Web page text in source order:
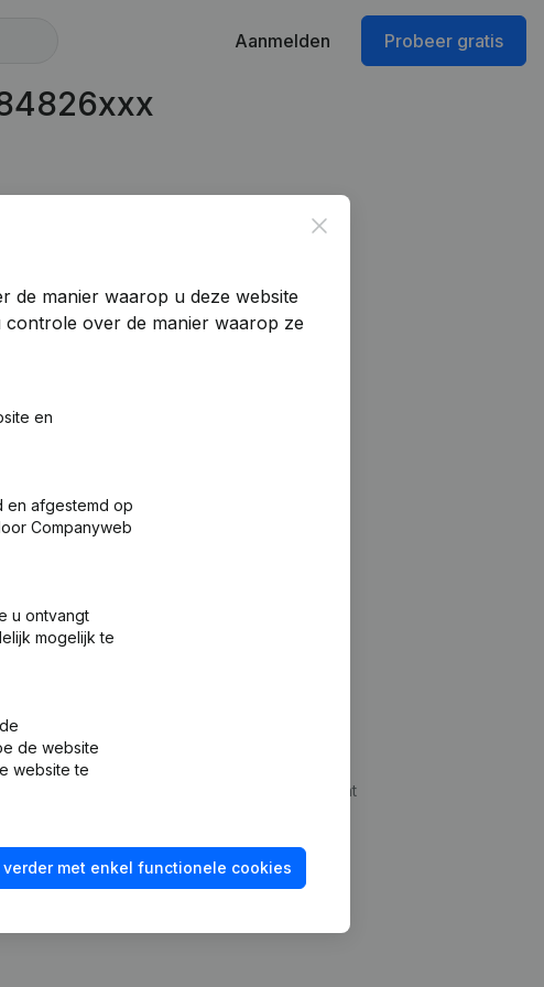
Aanmelden Probeer gratis
Close
de manier waarop u deze website
over de manier waarop ze
en
en afgestemd op
Companyweb
u ontvangt
mogelijk te
de website
website te
verder met enkel functionele cookies
& fraudepreventie
checken
Integraties op maat
Contact